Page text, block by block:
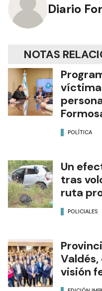
Diario
NOTAS
POLÍTICA
Un
tras
ruta
POLICIALES
visión